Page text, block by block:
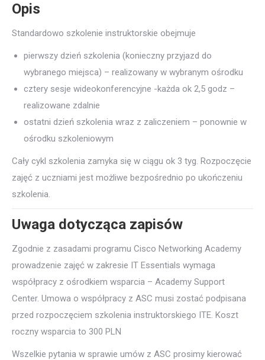
Opis
Standardowo szkolenie instruktorskie obejmuje
pierwszy dzień szkolenia (konieczny przyjazd do
wybranego miejsca) – realizowany w wybranym ośrodku
cztery sesje wideokonferencyjne -każda ok 2,5 godz –
realizowane zdalnie
ostatni dzień szkolenia wraz z zaliczeniem – ponownie w
ośrodku szkoleniowym
Cały cykl szkolenia zamyka się w ciągu ok 3 tyg. Rozpoczęcie
zajęć z uczniami jest możliwe bezpośrednio po ukończeniu
szkolenia.
Uwaga dotycząca zapisów
Zgodnie z zasadami programu Cisco Networking Academy
prowadzenie zajęć w zakresie IT Essentials wymaga
współpracy z ośrodkiem wsparcia – Academy Support
Center. Umowa o współpracy z ASC musi zostać podpisana
przed rozpoczęciem szkolenia instruktorskiego ITE. Koszt
roczny wsparcia to 300 PLN
Wszelkie pytania w sprawie umów z ASC prosimy kierować